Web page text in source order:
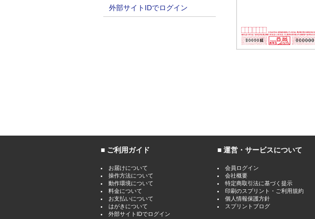
外部サイトIDでログイン
ご利用ガイド
お届けについて
操作方法について
動作環境について
料金について
お支払いについて
はがきについて
外部サイトIDでログイン
運営・サービスについて
会員ログイン
会社概要
特定商取引法に基づく提示
印刷のスプリント・ご利用規約
個人情報保護方針
スプリントブログ